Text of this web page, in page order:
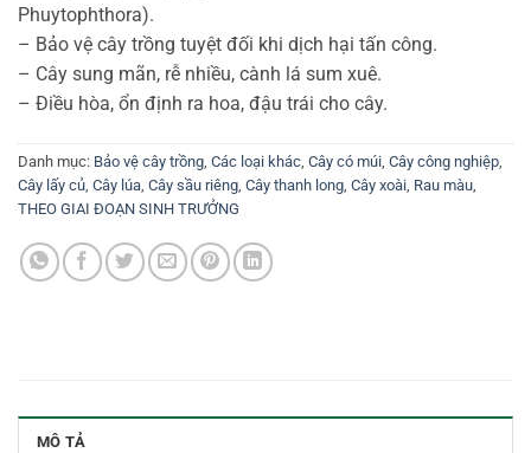
Phuytophthora).
– Bảo vệ cây trồng tuyệt đối khi dịch hại tấn công.
– Cây sung mãn, rễ nhiều, cành lá sum xuê.
– Điều hòa, ổn định ra hoa, đậu trái cho cây.
Danh mục: Bảo vệ cây trồng, Các loại khác, Cây có múi, Cây công nghiệp,
Cây lấy củ, Cây lúa, Cây sầu riêng, Cây thanh long, Cây xoài, Rau màu,
THEO GIAI ĐOẠN SINH TRƯỞNG
MÔ TẢ